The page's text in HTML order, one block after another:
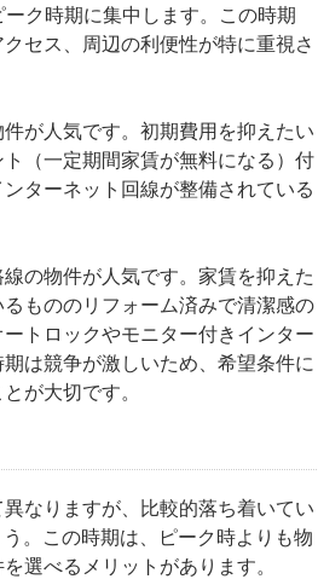
ーク時期に集中します。この時期
セス、周辺の利便性が特に重視さ
が人気です。初期費用を抑えたい
（一定期間家賃が無料になる）付
ターネット回線が整備されている
の物件が人気です。家賃を抑えた
もののリフォーム済みで清潔感の
トロックやモニター付きインター
は競争が激しいため、希望条件に
が大切です。
なりますが、比較的落ち着いてい
。この時期は、ピーク時よりも物
選べるメリットがあります。